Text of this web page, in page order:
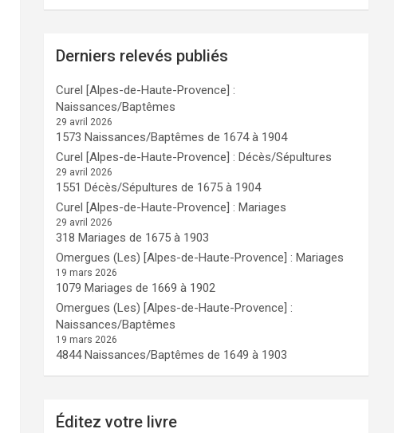
Derniers relevés publiés
Curel [Alpes-de-Haute-Provence] :
Naissances/Baptêmes
29 avril 2026
1573 Naissances/Baptêmes de 1674 à 1904
Curel [Alpes-de-Haute-Provence] : Décès/Sépultures
29 avril 2026
1551 Décès/Sépultures de 1675 à 1904
Curel [Alpes-de-Haute-Provence] : Mariages
29 avril 2026
318 Mariages de 1675 à 1903
Omergues (Les) [Alpes-de-Haute-Provence] : Mariages
19 mars 2026
1079 Mariages de 1669 à 1902
Omergues (Les) [Alpes-de-Haute-Provence] :
Naissances/Baptêmes
19 mars 2026
4844 Naissances/Baptêmes de 1649 à 1903
Éditez votre livre